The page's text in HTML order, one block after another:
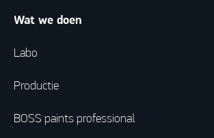
Wat we doen
Labo
Productie
BOSS paints professional